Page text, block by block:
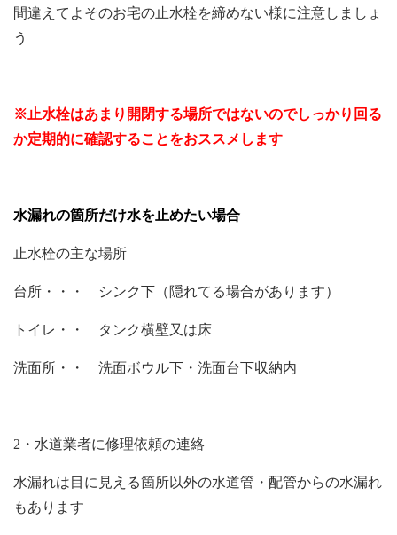
間違えてよそのお宅の止水栓を締めない様に注意しましょ
う
※止水栓はあまり開閉する場所ではないのでしっかり回る
か定期的に確認することをおススメします
水漏れの箇所だけ水を止めたい場合
止水栓の主な場所
台所・・・ シンク下（隠れてる場合があります）
トイレ・・ タンク横壁又は床
洗面所・・ 洗面ボウル下・洗面台下収納内
2・水道業者に修理依頼の連絡
水漏れは目に見える箇所以外の水道管・配管からの水漏れ
もあります